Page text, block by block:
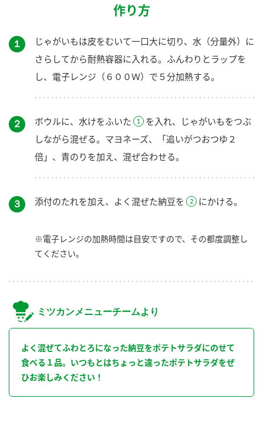
作り方
１
じゃがいもは皮をむいて一口大に切り、水（分量外）に
さらしてから耐熱容器に入れる。ふんわりとラップを
し、電子レンジ（６００Ｗ）で５分加熱する。
２ ボウルに、水けをふいた
を入れ、じゃがいもをつぶ
しながら混ぜる。マヨネーズ、「追いがつおつゆ２
倍」、青のりを加え、混ぜ合わせる。
３ 添付のたれを加え、よく混ぜた納豆を にかける。
※電子レンジの加熱時間は目安ですので、その都度調整し
てください。
ミツカンメニューチームより
よく混ぜてふわとろになった納豆をポテトサラダにのせて
食べる１品。いつもとはちょっと違ったポテトサラダをぜ
ひお楽しみください！